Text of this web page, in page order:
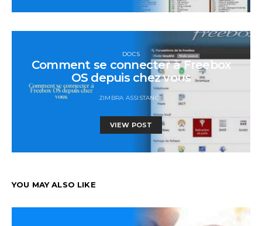
DOCS
Comment se connecter à Freebox
OS depuis chez vous
ZIMBRA ASSISTANCE
VIEW POST
YOU MAY ALSO LIKE